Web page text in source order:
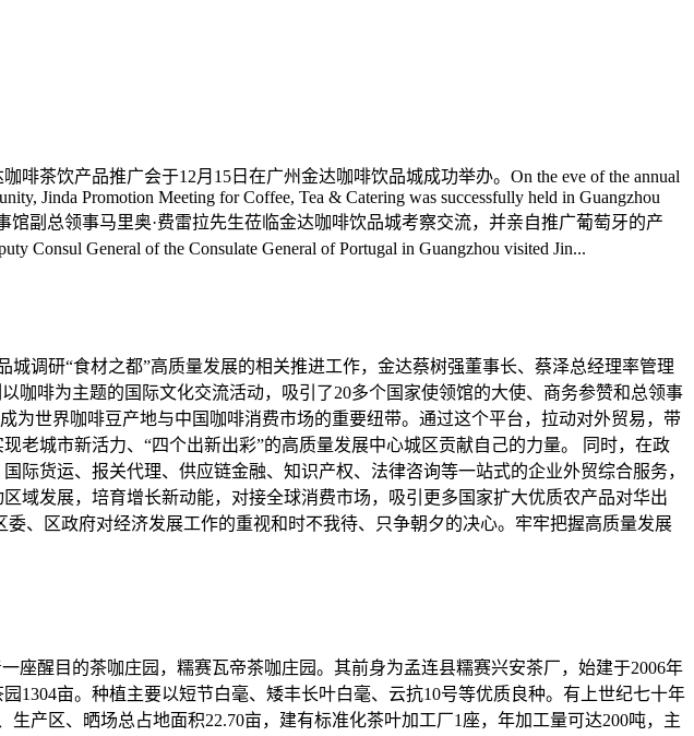
茶饮产品推广会于12月15日在广州金达咖啡饮品城成功举办。On the eve of the annual
Jinda Promotion Meeting for Coffee, Tea & Catering was successfully held in Guangzhou
馆副总领事马里奥·费雷拉先生莅临金达咖啡饮品城考察交流，并亲自推广葡萄牙的产
Consul General of the Consulate General of Portugal in Guangzhou visited Jin...
调研“食材之都”高质量发展的相关推进工作，金达蔡树强董事长、蔡泽总经理率管理
咖啡为主题的国际文化交流活动，吸引了20多个国家使领馆的大使、商务参赞和总领事
为世界咖啡豆产地与中国咖啡消费市场的重要纽带。通过这个平台，拉动对外贸易，带
老城市新活力、“四个出新出彩”的高质量发展中心城区贡献自己的力量。 同时，在政
货运、报关代理、供应链金融、知识产权、法律咨询等一站式的企业外贸综合服务，
域发展，培育增长新动能，对接全球消费市场，吸引更多国家扩大优质农产品对华出
、区政府对经济发展工作的重视和时不我待、只争朝夕的决心。牢牢把握高质量发展
座醒目的茶咖庄园，糯赛瓦帝茶咖庄园。其前身为孟连县糯赛兴安茶厂，始建于2006年
1304亩。种植主要以短节白毫、矮丰长叶白毫、云抗10号等优质良种。有上世纪七十年
区、晒场总占地面积22.70亩，建有标准化茶叶加工厂1座，年加工量可达200吨，主